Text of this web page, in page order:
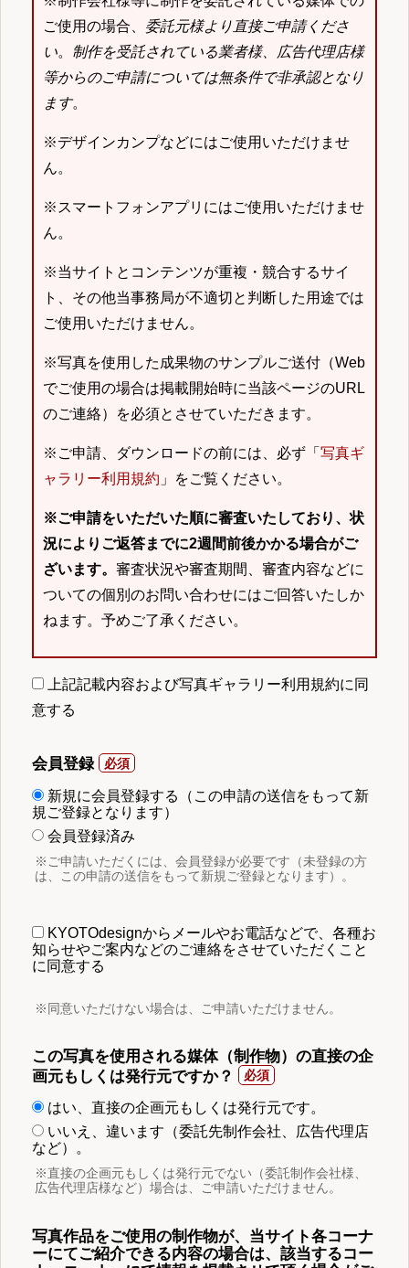
ご使用の場合、 委託元様より直接ご申請くださ
い。 制作を受託されている業者様、広告代理店様
等からのご申請については無条件で非承認となり
ます。
※デザインカンプなどにはご使用いただけませ
ん。
※スマートフォンアプリにはご使用いただけませ
ん。
※当サイトとコンテンツが重複・競合するサイ
ト、その他当事務局が不適切と判断した用途では
ご使用いただけません。
※写真を使用した成果物のサンプルご送付（Web
でご使用の場合は掲載開始時に当該ページのURL
のご連絡）を必須とさせていただきます。
※ご申請、ダウンロードの前には、必ず「 写真ギ
ャラリー利用規約 」をご覧ください。
※ご申請をいただいた順に審査いたしており、状
況によりご返答までに2週間前後かかる場合がご
ざいます。 審査状況や審査期間、審査内容などに
ついての個別のお問い合わせにはご回答いたしか
ねます。予めご了承ください。
上記記載内容および写真ギャラリー利用規約に同
意する
会員登録
新規に会員登録する（この申請の送信をもって新
規ご登録となります）
会員登録済み
※ご申請いただくには、会員登録が必要です（未登録の方
は、この申請の送信をもって新規ご登録となります）。
KYOTOdesignからメールやお電話などで、各種お
知らせやご案内などのご連絡をさせていただくこと
に同意する
※同意いただけない場合は、ご申請いただけません。
この写真を使用される媒体（制作物）の直接の企
画元もしくは発行元ですか？
はい、直接の企画元もしくは発行元です。
いいえ、違います（委託先制作会社、広告代理店
など）。
※直接の企画元もしくは発行元でない（委託制作会社様、
広告代理店様など）場合は、ご申請いただけません。
写真作品をご使用の制作物が、当サイト各コーナ
ーにてご紹介できる内容の場合は、該当するコー